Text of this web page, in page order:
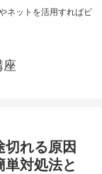
ネットを活用すればビ
座
切れる原因
単対処法と